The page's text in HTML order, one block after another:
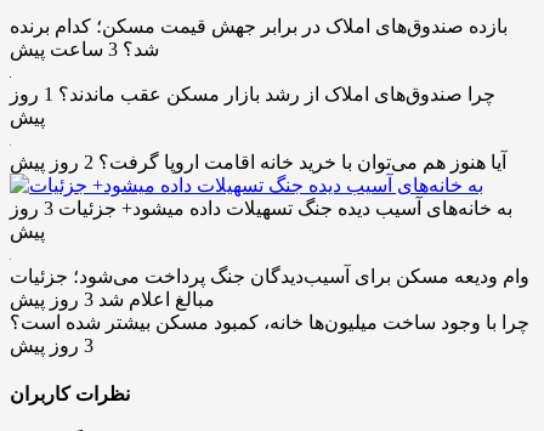
بازده صندوق‌های املاک در برابر جهش قیمت مسکن؛ کدام برنده
شد؟ 3 ساعت پیش
چرا صندوق‌های املاک از رشد بازار مسکن عقب ماندند؟
1 روز
پیش
آیا هنوز هم می‌توان با خرید خانه اقامت اروپا گرفت؟ 2 روز پیش
به خانه‌های آسیب دیده جنگ تسهیلات داده میشود+ جزئیات
3 روز
پیش
وام ودیعه مسکن برای آسیب‌دیدگان جنگ پرداخت می‌شود؛ جزئیات
مبالغ اعلام شد 3 روز پیش
چرا با وجود ساخت میلیون‌ها خانه، کمبود مسکن بیشتر شده است؟
3 روز پیش
نظرات کاربران